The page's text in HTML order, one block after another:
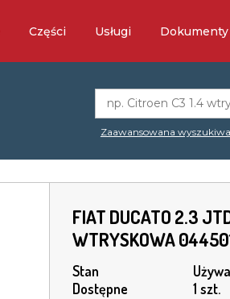
Części Usługi Dokumenty
Zaawansowana
FIAT DUCATO 2.3
WTRYSKOWA
Stan
Dostępne
1 szt.